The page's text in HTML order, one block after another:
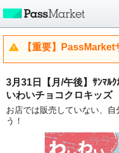
【重要】
3月31日【月/午後】ｻﾝﾏﾙ
いわいチョコクロキッ
お店では販売していない、
う！